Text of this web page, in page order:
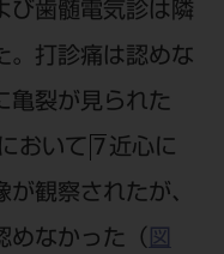
び歯髄電気診は隣
。打診痛は認めな
亀裂が見られた
おいて 7 近心に
観察されたが、
めなかった（ 図